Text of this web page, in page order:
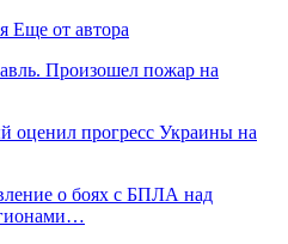
Еще от автора
Произошел пожар на
оценил прогресс Украины на
о боях с БПЛА над